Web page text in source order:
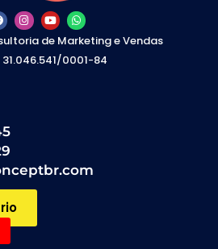
de Marketing e Vendas
31.046.541/0001-84